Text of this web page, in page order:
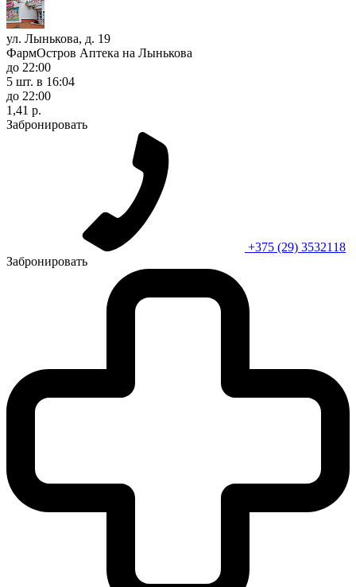
ул. Лынькова, д. 19
ФармОстров Аптека на Лынькова
до 22:00
5 шт. в 16:04
до 22:00
1,41 р.
Забронировать
+375 (29) 3532118
Забронировать